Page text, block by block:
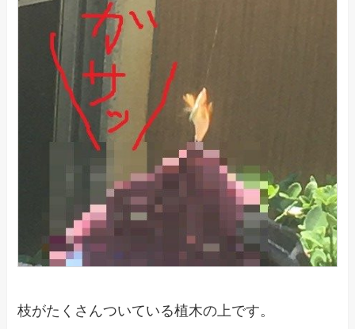
枝がたくさんついている植木の上です。